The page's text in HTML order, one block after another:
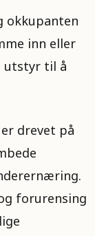
okkupanten
inn eller
utstyr til å
drevet på
forurensing